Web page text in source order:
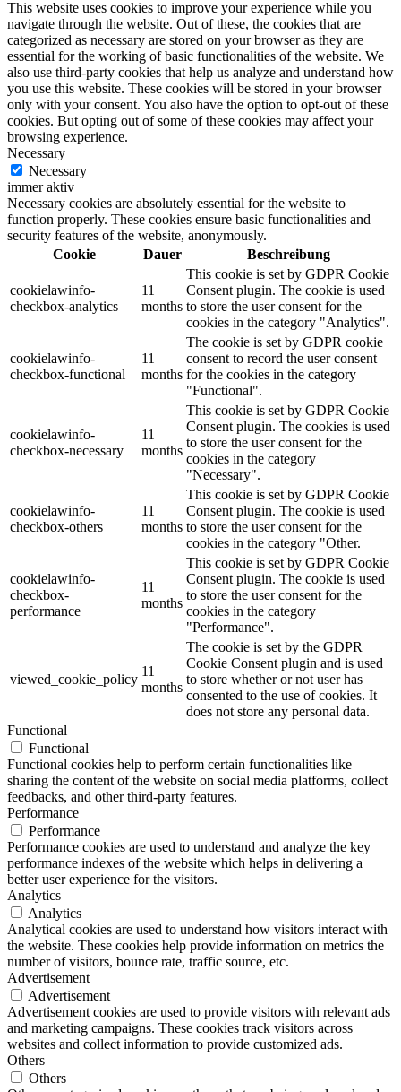
This website uses cookies to improve your experience while you
navigate through the website. Out of these, the cookies that are
categorized as necessary are stored on your browser as they are
essential for the working of basic functionalities of the website. We
also use third-party cookies that help us analyze and understand how
you use this website. These cookies will be stored in your browser
only with your consent. You also have the option to opt-out of these
cookies. But opting out of some of these cookies may affect your
browsing experience.
Necessary
Necessary
immer aktiv
Necessary cookies are absolutely essential for the website to
function properly. These cookies ensure basic functionalities and
security features of the website, anonymously.
Cookie
Dauer Beschreibung
cookielawinfo-
checkbox-analytics
11
months
This cookie is set by GDPR Cookie
Consent plugin. The cookie is used
to store the user consent for the
cookies in the category "Analytics".
cookielawinfo-
checkbox-functional
11
months
The cookie is set by GDPR cookie
consent to record the user consent
for the cookies in the category
"Functional".
cookielawinfo-
checkbox-necessary
11
months
This cookie is set by GDPR Cookie
Consent plugin. The cookies is used
to store the user consent for the
cookies in the category
"Necessary".
cookielawinfo-
checkbox-others
11
months
This cookie is set by GDPR Cookie
Consent plugin. The cookie is used
to store the user consent for the
cookies in the category "Other.
cookielawinfo-
checkbox-
performance
11
months
This cookie is set by GDPR Cookie
Consent plugin. The cookie is used
to store the user consent for the
cookies in the category
"Performance".
viewed_cookie_policy
11
months
The cookie is set by the GDPR
Cookie Consent plugin and is used
to store whether or not user has
consented to the use of cookies. It
does not store any personal data.
Functional
Functional
Functional cookies help to perform certain functionalities like
sharing the content of the website on social media platforms, collect
feedbacks, and other third-party features.
Performance
Performance
Performance cookies are used to understand and analyze the key
performance indexes of the website which helps in delivering a
better user experience for the visitors.
Analytics
Analytics
Analytical cookies are used to understand how visitors interact with
the website. These cookies help provide information on metrics the
number of visitors, bounce rate, traffic source, etc.
Advertisement
Advertisement
Advertisement cookies are used to provide visitors with relevant ads
and marketing campaigns. These cookies track visitors across
websites and collect information to provide customized ads.
Others
Others